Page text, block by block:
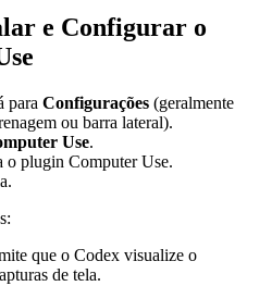
e Configurar o
para Configurações (geralmente
ou barra lateral).
Use.
o plugin Computer Use.
que o Codex visualize o
de tela.